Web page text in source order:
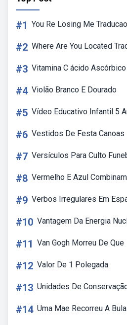
#1 You Re Losing Me Traducao
#2 Where Are You Located
#3 Vitamina C ácido
#4 Violão Branco E Dourado
#5 Vídeo Educativo Infantil 5
#6 Vestidos De Festa Canoas
#7 Versículos Para Culto
#8 Vermelho E Azul Combinam
#9 Verbos Irregulares Em
#10 Vantagem Da Energia
#11 Van Gogh Morreu De Que
#12 Valor De 1 Polegada
#13 Unidades De
#14 Uma Mae Recorreu A Bula